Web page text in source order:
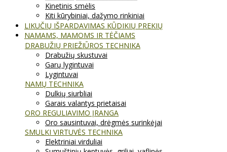
Kinetinis smėlis
Kiti kūrybiniai, dažymo rinkiniai
LIKUČIŲ IŠPARDAVIMAS KŪDIKIŲ PREKIŲ
NAMAMS, MAMOMS IR TĖČIAMS
DRABUŽIŲ PRIEŽIŪROS TECHNIKA
Drabužių skustuvai
Garų lygintuvai
Lygintuvai
NAMŲ TECHNIKA
Dulkių siurbliai
Garais valantys prietaisai
ORO REGULIAVIMO ĮRANGA
Oro sausintuvai, drėgmės surinkėjai
SMULKI VIRTUVĖS TECHNIKA
Elektriniai virduliai